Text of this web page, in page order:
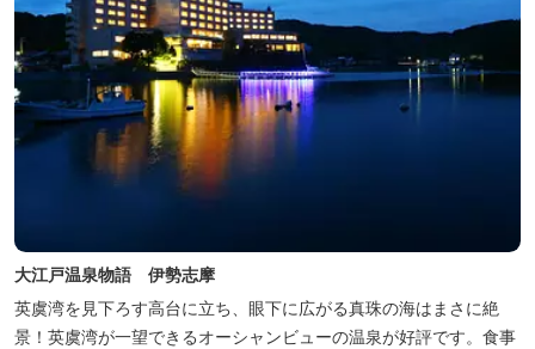
大江戸温泉物語 伊勢志摩
英虞湾を見下ろす高台に立ち、眼下に広がる真珠の海はまさに絶
景！英虞湾が一望できるオーシャンビューの温泉が好評です。食事